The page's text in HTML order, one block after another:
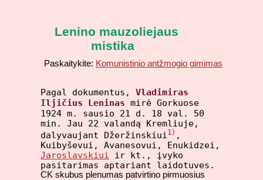
Lenino mauzoliejaus
mistika
Paskaitykite: Komunistinio antžmogio gimimas
Pagal dokumentus, Vladimiras
Iljičius Leninas mirė Gorkuose
1924 m. sausio 21 d. 18 val. 50
min. Jau 22 valandą Kremliuje,
dalyvaujant Džeržinskiui 1) ,
Kuibyševui, Avanesovui, Enukidzei,
Jaroslavskiui
ir kt., įvyko
pasitarimas aptariant laidotuves.
CK skubus plenumas patvirtino pirmuosius